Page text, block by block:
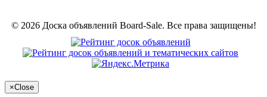
© 2026 Доска объявлений Board-Sale. Все права защищены!
×Close